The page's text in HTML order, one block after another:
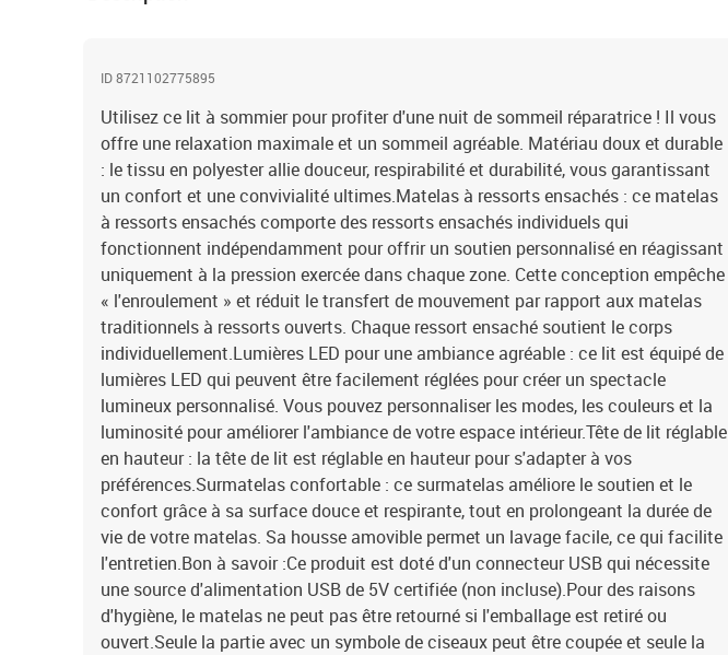
ID 8721102775895
Utilisez ce lit à sommier pour profiter d'une nuit de sommeil réparatrice ! Il vous
offre une relaxation maximale et un sommeil agréable. Matériau doux et durable
: le tissu en polyester allie douceur, respirabilité et durabilité, vous garantissant
un confort et une convivialité ultimes.Matelas à ressorts ensachés : ce matelas
à ressorts ensachés comporte des ressorts ensachés individuels qui
fonctionnent indépendamment pour offrir un soutien personnalisé en réagissant
uniquement à la pression exercée dans chaque zone. Cette conception empêche
« l'enroulement » et réduit le transfert de mouvement par rapport aux matelas
traditionnels à ressorts ouverts. Chaque ressort ensaché soutient le corps
individuellement.Lumières LED pour une ambiance agréable : ce lit est équipé de
lumières LED qui peuvent être facilement réglées pour créer un spectacle
lumineux personnalisé. Vous pouvez personnaliser les modes, les couleurs et la
luminosité pour améliorer l'ambiance de votre espace intérieur.Tête de lit réglable
en hauteur : la tête de lit est réglable en hauteur pour s'adapter à vos
préférences.Surmatelas confortable : ce surmatelas améliore le soutien et le
confort grâce à sa surface douce et respirante, tout en prolongeant la durée de
vie de votre matelas. Sa housse amovible permet un lavage facile, ce qui facilite
l'entretien.Bon à savoir :Ce produit est doté d'un connecteur USB qui nécessite
une source d'alimentation USB de 5V certifiée (non incluse).Pour des raisons
d'hygiène, le matelas ne peut pas être retourné si l'emballage est retiré ou
ouvert.Seule la partie avec un symbole de ciseaux peut être coupée et seule la